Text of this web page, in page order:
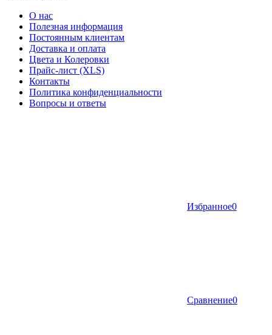
О нас
Полезная информация
Постоянным клиентам
Доставка и оплата
Цвета и Колеровки
Прайс-лист (XLS)
Контакты
Политика конфиденциальности
Вопросы и ответы
Избранное0
Сравнение0